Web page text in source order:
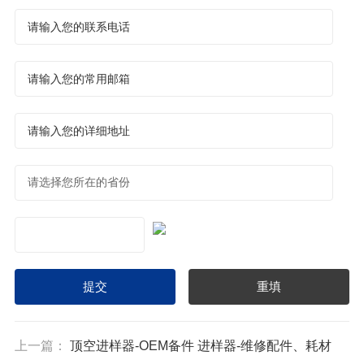
上一篇： 顶空进样器-OEM备件 进样器-维修配件、耗材